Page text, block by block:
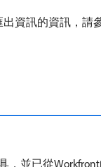
資訊的資訊，請
，並已從